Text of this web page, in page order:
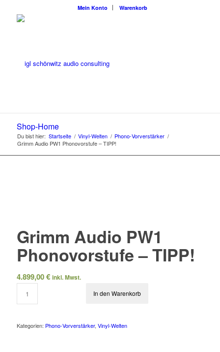
Mein Konto Warenkorb
Shop-Home
Du bist hier: Startseite / Vinyl-Welten / Phono-Vorverstärker /
Grimm Audio PW1 Phonovorstufe – TIPP!
Grimm Audio PW1
Phonovorstufe – TIPP!
4.899,00€ inkl. Mwst.
In den Warenkorb
Kategorien: Phono-Vorverstärker, Vinyl-Welten